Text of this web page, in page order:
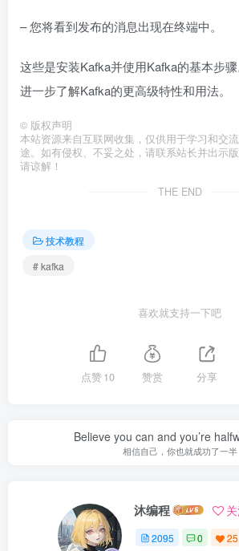
– 您将看到发布的消息出现在终端中。
这些是安装Kafka并使用Kafka的基本步
进一步了解Kafka的更高级特性和用法。
© 版权声明
本站资源来自互联网收集，仅供用于学习和交
途。如有侵权、不妥之处，请联系站长并出示
请谅解！
THE END
技术教程
# kafka
喜欢就支持一下吧
点赞10 赞赏 分享
Believe you can and you’re
相信自己，你也就成功了一半
沐编程
2095 0 25